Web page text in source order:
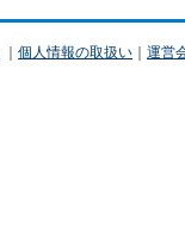
｜ 個人情報の取扱い ｜ 運営